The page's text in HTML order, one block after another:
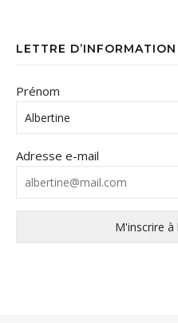
LETTRE D’INFORMATION
Prénom
Adresse e-mail